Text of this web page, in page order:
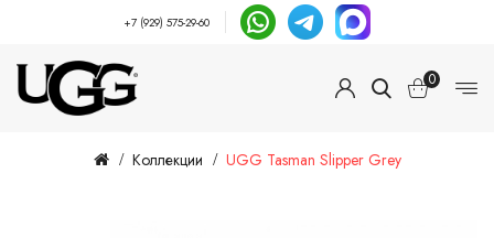
+7 (929) 575-29-60
0
Коллекции UGG Tasman Slipper Grey